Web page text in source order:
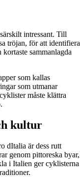
intressant. Till
tröjan, för att identifiera
sammanlagda
som kallas
som utmanar
måste klättra
kultur
dItalia är dess rutt
genom pittoreska byar,
i Italien ger cyklisterna